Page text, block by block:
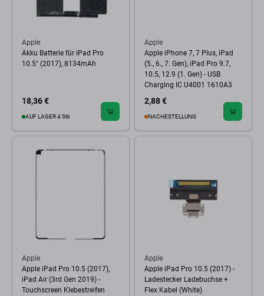
Apple
Akku Batterie für iPad Pro
10.5" (2017), 8134mAh
18,36 €
AUF LAGER 4 Stk
Apple
Apple iPhone 7, 7 Plus, iPad
(5., 6., 7. Gen), iPad Pro 9.7,
10.5, 12.9 (1. Gen) - USB
Charging IC U4001 1610A3
2,88 €
NACHESTELLUNG
Apple
Apple iPad Pro 10.5 (2017),
iPad Air (3rd Gen 2019) -
Touchscreen Klebestreifen
Apple
Apple iPad Pro 10.5 (2017) -
Ladestecker Ladebuchse +
Flex Kabel (White)